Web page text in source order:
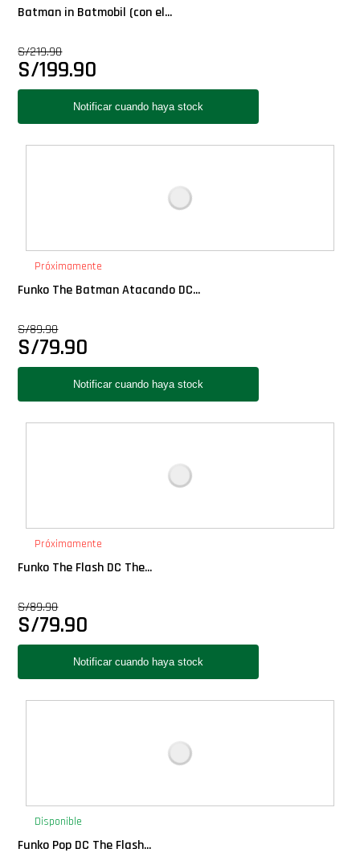
Batman in Batmobil (con el...
S/219.90
S/199.90
Próximamente
Funko The Batman Atacando DC...
S/89.90
S/79.90
Próximamente
Funko The Flash DC The...
S/89.90
S/79.90
Disponible
Funko Pop DC The Flash...